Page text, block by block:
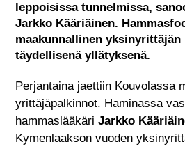
leppoisissa tunnelmissa,
Jarkko Kääriäinen.
maakunnallinen
täydellisenä yllätyksenä.
Perjantaina jaettiin Kouvolassa
yrittäjäpalkinnot. Haminassa
hammaslääkäriJarkko
Kymenlaakson vuoden